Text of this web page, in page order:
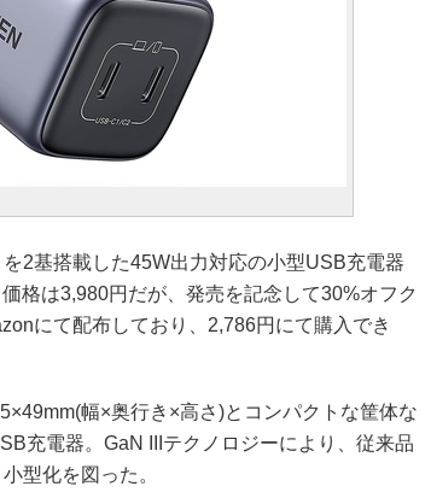
2基搭載した45W出力対応の小型USB充電器
格は3,980円だが、発売を記念して30%オフク
にて配布しており、2,786円にて購入でき
幅×奥行き×高さ)とコンパクトな筐体な
充電器。GaN IIIテクノロジーにより、従来品
型化を図った。